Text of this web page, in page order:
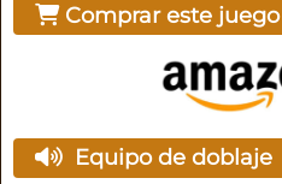
Comprar este juego
Equipo de doblaje